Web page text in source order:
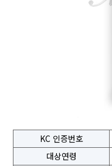
KC 인증번호
대상연령